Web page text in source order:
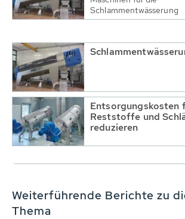
Schlammentwässerung
Entsorgungskosten
Reststoffe und
reduzieren
Weiterführende Berichte zu
Thema